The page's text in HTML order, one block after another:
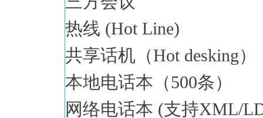
热线 (Hot Line)
共享话机（Hot desking）
本地电话本（500条）
网络电话本 (支持XML/